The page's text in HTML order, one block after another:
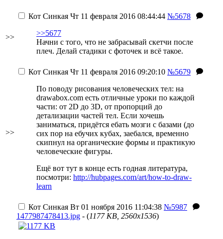
>>
Кот Синкая Чт 11 февраля 2016 08:44:44 №5678
>>5677
Начни с того, что не забрасывай скетчи после
плеч. Делай стадики с фоточек и всё такое.
>>
Кот Синкая Чт 11 февраля 2016 09:20:10 №5679
По поводу рисования человеческих тел: на
drawabox.com есть отличные уроки по каждой
части: от 2D до 3D, от пропорций до
детализации частей тел. Если хочешь
заниматься, придётся ебать мозги с базами (до
сих пор на ебучих кубах, заебался, временно
скипнул на органические формы и практикую
человеческие фигуры.
Ещё вот тут в конце есть годная литература,
посмотри: http://hubpages.com/art/how-to-draw-
learn
Кот Синкая Вт 01 ноября 2016 11:04:38 №5987
1477987478413.jpg - (1177 KB, 2560x1536)